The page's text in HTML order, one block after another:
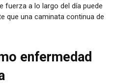
fuerza a lo largo del día puede
que una caminata continua de
enfermedad